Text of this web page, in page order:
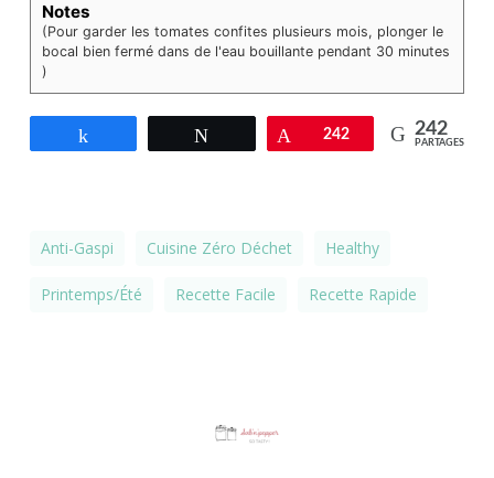
Notes
(Pour garder les tomates confites plusieurs mois, plonger le
bocal bien fermé dans de l'eau bouillante pendant 30 minutes
)
Tweetez Épingle
242 242
PARTAGES
Anti-Gaspi Cuisine Zéro Déchet Healthy
Printemps/été Recette Facile Recette Rapide